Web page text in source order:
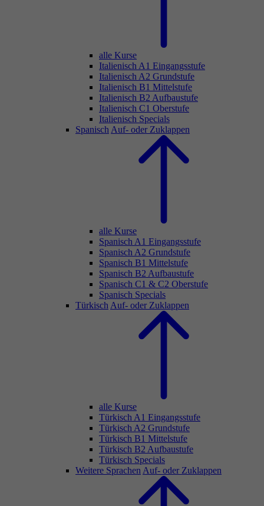
alle Kurse
Italienisch A1 Eingangsstufe
Italienisch A2 Grundstufe
Italienisch B1 Mittelstufe
Italienisch B2 Aufbaustufe
Italienisch C1 Oberstufe
Italienisch Specials
Spanisch Auf- oder Zuklappen
alle Kurse
Spanisch A1 Eingangsstufe
Spanisch A2 Grundstufe
Spanisch B1 Mittelstufe
Spanisch B2 Aufbaustufe
Spanisch C1 & C2 Oberstufe
Spanisch Specials
Türkisch Auf- oder Zuklappen
alle Kurse
Türkisch A1 Eingangsstufe
Türkisch A2 Grundstufe
Türkisch B1 Mittelstufe
Türkisch B2 Aufbaustufe
Türkisch Specials
Weitere Sprachen Auf- oder Zuklappen